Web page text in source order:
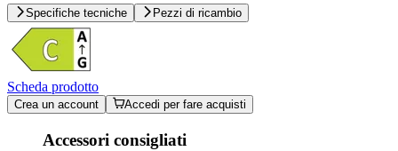
Specifiche tecniche Pezzi di ricambio
Scheda prodotto
Crea un account Accedi per fare acquisti
Accessori consigliati